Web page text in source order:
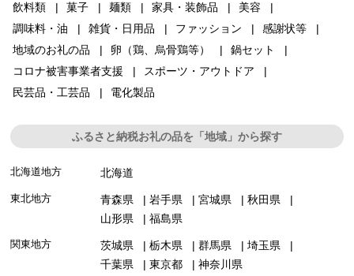
飲料類
菓子 麺類 家具・装飾品
美容
調味料・油
雑貨・日用品 ファッション
感謝状等
地域のお礼の品
卵（鶏、烏骨鶏等）
鍋セット
コロナ被害事業者支援
スポーツ・アウトドア
民芸品・工芸品
電化製品
ふるさと納税お礼の品を「地域」から探す
北海道地方 北海道
東北地方 青森県 岩手県 宮城県
秋田県
山形県
福島県
関東地方 茨城県 栃木県 群馬県
埼玉県
千葉県
東京都 神奈川県